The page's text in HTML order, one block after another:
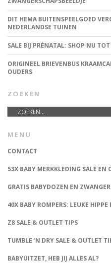
DIT HEMA BUITENSPEELGOED
NEDERLANDSE TUINEN
SALE BIJ PRÉNATAL: SHOP NU
ORIGINEEL BRIEVENBUS
OUDERS
ZOEKEN
MENU
CONTACT
53X BABY MERKKLEDING SALE EN
GRATIS BABYDOZEN EN
40X BABY ROMPERS: LEUKE
Z8 SALE & OUTLET TIPS
TUMBLE ‘N DRY SALE & OUTLET
BABYUITZET, HEB JIJ ALLES AL?